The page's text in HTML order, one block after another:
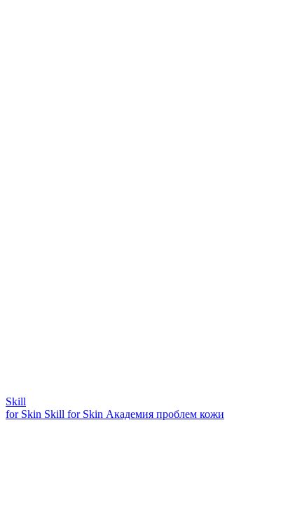
Skill
for Skin Skill for Skin Академия проблем кожи